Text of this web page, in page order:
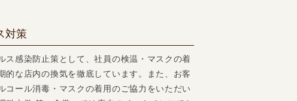
対策
ス感染防止策として、社員の検温・マスクの着
的な店内の換気を徹底しています。また、お客
コール消毒・マスクの着用のご協力をいただい